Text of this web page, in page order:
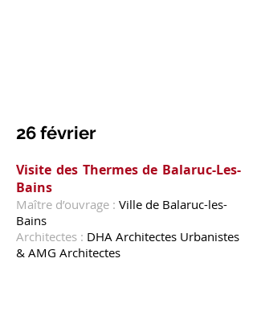
26 février
Visite des Thermes de Balaruc-Les-
Bains
Maître d’ouvrage : Ville de Balaruc-les-
Bains
Architectes : DHA Architectes Urbanistes
& AMG Architectes